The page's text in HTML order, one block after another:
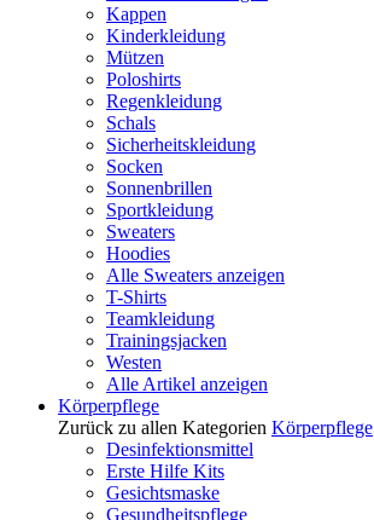
Kappen
Kinderkleidung
Mützen
Poloshirts
Regenkleidung
Schals
Sicherheitskleidung
Socken
Sonnenbrillen
Sportkleidung
Sweaters
Hoodies
Alle Sweaters anzeigen
T-Shirts
Teamkleidung
Trainingsjacken
Westen
Alle Artikel anzeigen
Körperpflege
Zurück zu allen Kategorien Körperpflege
Desinfektionsmittel
Erste Hilfe Kits
Gesichtsmaske
Gesundheitspflege